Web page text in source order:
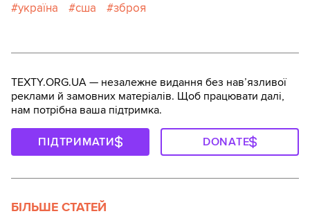
україна
сша зброя
TEXTY.ORG.UA — незалежне видання без навʼязливої
реклами й замовних матеріалів. Щоб працювати далі,
нам потрібна ваша підтримка.
ПІДТРИМАТИ DONATE
БІЛЬШЕ СТАТЕЙ